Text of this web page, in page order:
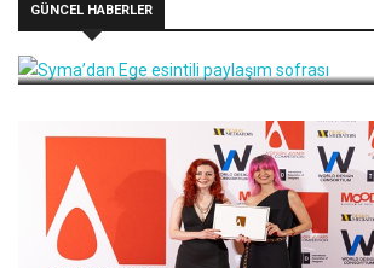
GÜNCEL HABERLER
Syma’dan Ege esintili paylaşım